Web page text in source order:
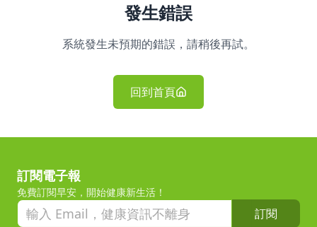
發生錯誤
系統發生未預期的錯誤，請稍後再試。
回到首頁
訂閱電子報
免費訂閱早安，開始健康新生活！
訂閱